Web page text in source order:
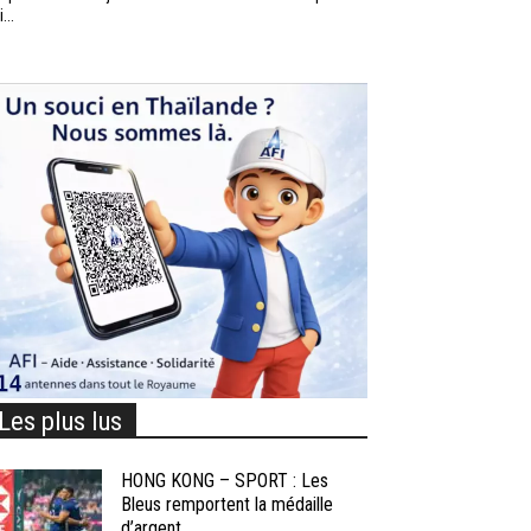
plus lus
HONG KONG – SPORT : Les
Bleus remportent la médaille